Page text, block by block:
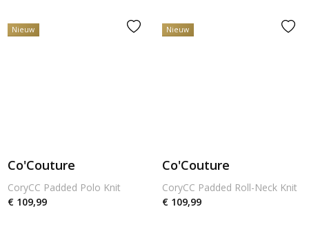
Nieuw
Co'Couture
CoryCC Padded Polo Knit
€ 109,99
Nieuw
Co'Couture
CoryCC Padded Roll-Neck Knit
€ 109,99